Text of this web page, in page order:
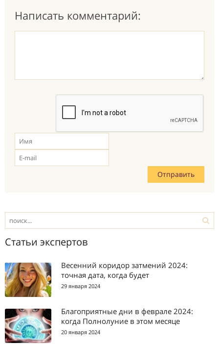
Написать комментарий:
Статьи экспертов
Весенний коридор затмений 2024:
точная дата, когда будет
29 января 2024
Благоприятные дни в феврале 2024:
когда Полнолуние в этом месяце
20 января 2024